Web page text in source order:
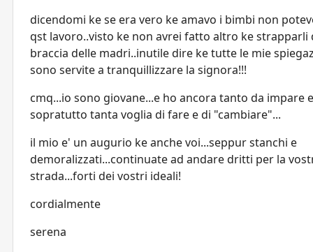
dicendomi ke se era vero ke amavo i bimbi non
qst lavoro..visto ke non avrei fatto altro ke strapparli
braccia delle madri..inutile dire ke tutte le mie
sono servite a tranquillizzare la signora!!!
cmq...io sono giovane...e ho ancora tanto da impare e
sopratutto tanta voglia di fare e di "cambiare"...
il mio e' un augurio ke anche voi...seppur stanchi e
demoralizzati...continuate ad andare dritti per la
strada...forti dei vostri ideali!
cordialmente
serena